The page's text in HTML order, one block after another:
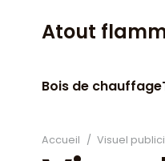
Atout
Bois de chauffage
Accueil / Visuel